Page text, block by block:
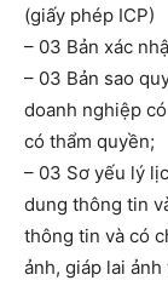
(giấy phép ICP)
– 03 Bản xác
– 03 Bản sao
doanh nghiệp
có thẩm quyền;
– 03 Sơ yếu lý
dung thông tin
thông tin và có
ảnh, giáp lai